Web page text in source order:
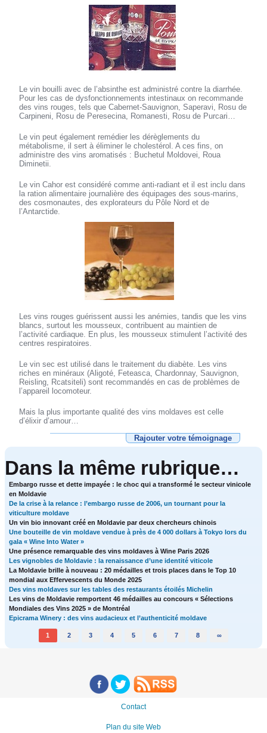
Le vin bouilli avec de l’absinthe est administré contre la diarrhée.
Pour les cas de dysfonctionnements intestinaux on recommande
des vins rouges, tels que Cabernet-Sauvignon, Saperavi, Rosu de
Carpineni, Rosu de Peresecina, Romanesti, Rosu de Purcari…
Le vin peut également remédier les dérèglements du
métabolisme, il sert à éliminer le cholestérol. A ces fins, on
administre des vins aromatisés : Buchetul Moldovei, Roua
Diminetii.
Le vin Cahor est considéré comme anti-radiant et il est inclu dans
la ration alimentaire journalière des équipages des sous-marins,
des cosmonautes, des explorateurs du Pôle Nord et de
l’Antarctide.
Les vins rouges guérissent aussi les anémies, tandis que les vins
blancs, surtout les mousseux, contribuent au maintien de
l’activité cardiaque. En plus, les mousseux stimulent l’activité des
centres respiratoires.
Le vin sec est utilisé dans le traitement du diabète. Les vins
riches en minéraux (Aligoté, Feteasca, Chardonnay, Sauvignon,
Reisling, Rcatsiteli) sont recommandés en cas de problèmes de
l’appareil locomoteur.
Mais la plus importante qualité des vins moldaves est celle
d’élixir d’amour…
Rajouter votre témoignage
Dans la même rubrique…
Embargo russe et dette impayée : le choc qui a transformé le secteur vinicole
en Moldavie
De la crise à la relance : l’embargo russe de 2006, un tournant pour la
viticulture moldave
Un vin bio innovant créé en Moldavie par deux chercheurs chinois
Une bouteille de vin moldave vendue à près de 4 000 dollars à Tokyo lors du
gala « Wine Into Water »
Une présence remarquable des vins moldaves à Wine Paris 2026
Les vignobles de Moldavie : la renaissance d’une identité viticole
La Moldavie brille à nouveau : 20 médailles et trois places dans le Top 10
mondial aux Effervescents du Monde 2025
Des vins moldaves sur les tables des restaurants étoilés Michelin
Les vins de Moldavie remportent 46 médailles au concours « Sélections
Mondiales des Vins 2025 » de Montréal
Epicrama Winery : des vins audacieux et l’authenticité moldave
1 2 3 4 5 6 7 8 ∞
Contact
Plan du site Web